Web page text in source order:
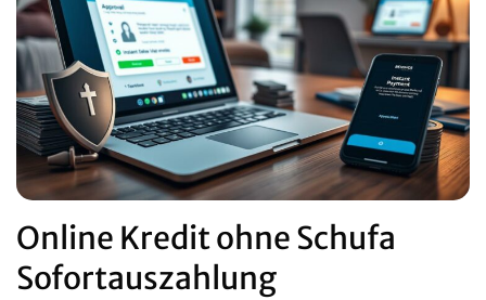
Online Kredit ohne Schufa
Sofortauszahlung